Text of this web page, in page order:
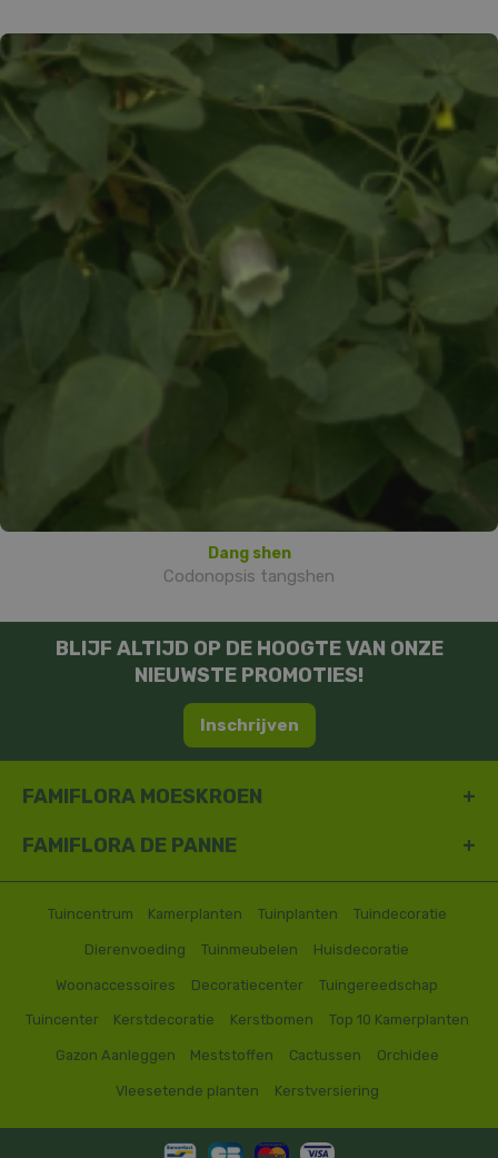
Dang shen
Codonopsis tangshen
BLIJF ALTIJD OP DE HOOGTE VAN ONZE
NIEUWSTE PROMOTIES!
Inschrijven
FAMIFLORA MOESKROEN
FAMIFLORA DE PANNE
Tuincentrum Kamerplanten Tuinplanten Tuindecoratie
Dierenvoeding Tuinmeubelen Huisdecoratie
Woonaccessoires Decoratiecenter Tuingereedschap
Tuincenter Kerstdecoratie Kerstbomen Top 10 Kamerplanten
Gazon Aanleggen Meststoffen Cactussen Orchidee
Vleesetende planten Kerstversiering